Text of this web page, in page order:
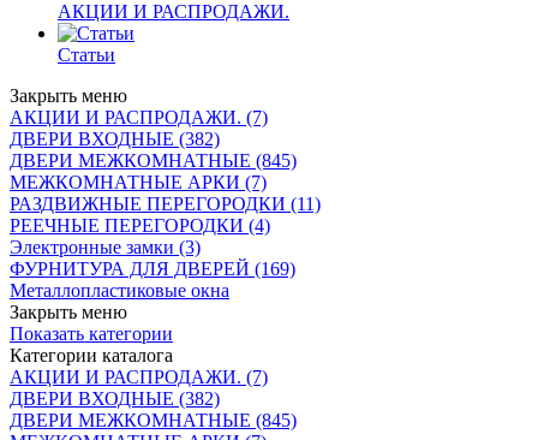
АКЦИИ И РАСПРОДАЖИ.
Статьи
Закрыть меню
АКЦИИ И РАСПРОДАЖИ. (7)
ДВЕРИ ВХОДНЫЕ (382)
ДВЕРИ МЕЖКОМНАТНЫЕ (845)
МЕЖКОМНАТНЫЕ АРКИ (7)
РАЗДВИЖНЫЕ ПЕРЕГОРОДКИ (11)
РЕЕЧНЫЕ ПЕРЕГОРОДКИ (4)
Электронные замки (3)
ФУРНИТУРА ДЛЯ ДВЕРЕЙ (169)
Металлопластиковые окна
Закрыть меню
Показать категории
Категории каталога
АКЦИИ И РАСПРОДАЖИ. (7)
ДВЕРИ ВХОДНЫЕ (382)
ДВЕРИ МЕЖКОМНАТНЫЕ (845)